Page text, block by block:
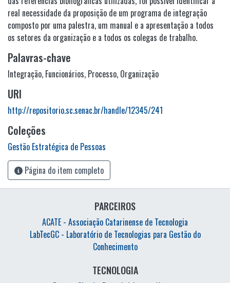
real necessidade da proposição de um programa de integração
composto por uma palestra, um manual e a apresentação a todos
os setores da organização e a todos os colegas de trabalho.
Palavras-chave
Integração, Funcionários, Processo, Organização
URI
http://repositorio.sc.senac.br/handle/12345/241
Coleções
Gestão Estratégica de Pessoas
Página do item completo
PARCEIROS
ACATE - Associação Catarinense de Tecnologia
LabTecGC - Laboratório de Tecnologias para Gestão do
Conhecimento
TECNOLOGIA